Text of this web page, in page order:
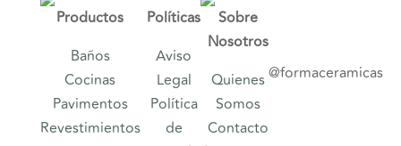
Productos
Baños
Cocinas
Pavimentos
Revestimientos
Políticas
Aviso
Legal
Política
de
Sobre
Nosotros
Quienes
Somos
Contacto
@formaceramicas